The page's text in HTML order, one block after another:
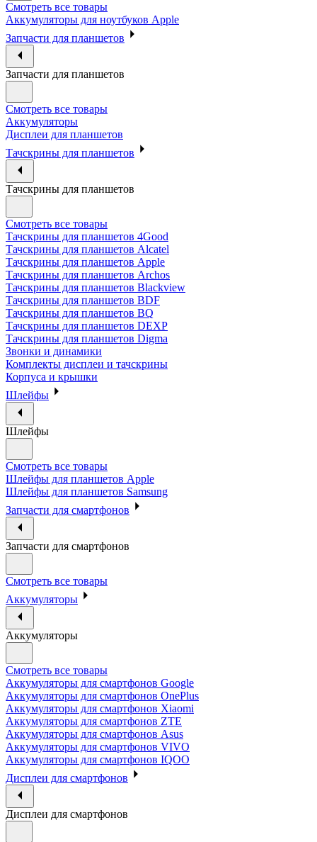
Смотреть все товары
Аккумуляторы для ноутбуков Apple
Запчасти для планшетов
Запчасти для планшетов
Смотреть все товары
Аккумуляторы
Дисплеи для планшетов
Тачскрины для планшетов
Тачскрины для планшетов
Смотреть все товары
Тачскрины для планшетов 4Good
Тачскрины для планшетов Alcatel
Тачскрины для планшетов Apple
Тачскрины для планшетов Archos
Тачскрины для планшетов Blackview
Тачскрины для планшетов BDF
Тачскрины для планшетов BQ
Тачскрины для планшетов DEXP
Тачскрины для планшетов Digma
Звонки и динамики
Комплекты дисплеи и тачскрины
Корпуса и крышки
Шлейфы
Шлейфы
Смотреть все товары
Шлейфы для планшетов Apple
Шлейфы для планшетов Samsung
Запчасти для смартфонов
Запчасти для смартфонов
Смотреть все товары
Аккумуляторы
Аккумуляторы
Смотреть все товары
Аккумуляторы для смартфонов Google
Аккумуляторы для смартфонов OnePlus
Аккумуляторы для смартфонов Xiaomi
Аккумуляторы для смартфонов ZTE
Аккумуляторы для cмартфонов Asus
Аккумуляторы для смартфонов VIVO
Аккумуляторы для смартфонов IQOO
Дисплеи для смартфонов
Дисплеи для смартфонов